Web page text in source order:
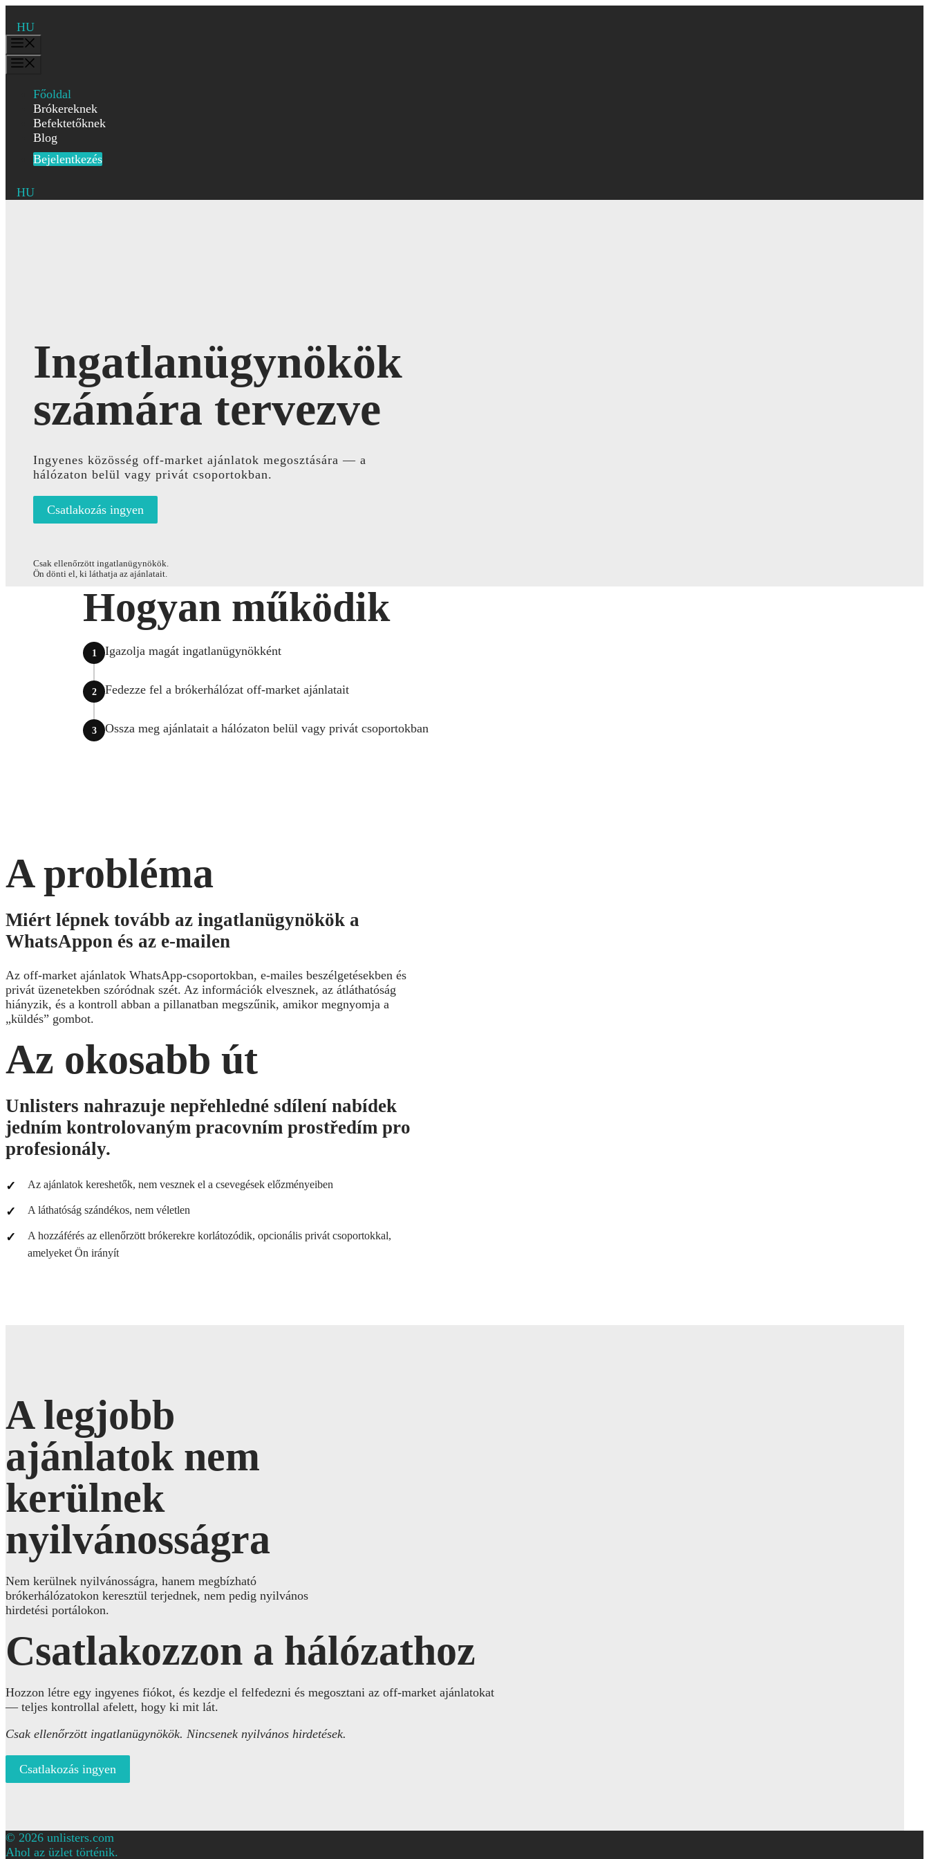
tartalomba
HU
Főoldal
Brókereknek
Befektetőknek
Blog
Bejelentkezés
HU
Ingatlanügynökök
számára tervezve
Ingyenes közösség off-market ajánlatok megosztására — a
hálózaton belül vagy privát csoportokban.
Csatlakozás ingyen
Csak ellenőrzött ingatlanügynökök.
Ön dönti el, ki láthatja az ajánlatait.
Hogyan működik
Igazolja magát ingatlanügynökként
Fedezze fel a brókerhálózat off-market ajánlatait
Ossza meg ajánlatait a hálózaton belül vagy privát csoportokban
A probléma
Miért lépnek tovább az ingatlanügynökök a
WhatsAppon és az e-mailen
Az off-market ajánlatok WhatsApp-csoportokban, e-mailes beszélgetésekben és
privát üzenetekben szóródnak szét. Az információk elvesznek, az átláthatóság
hiányzik, és a kontroll abban a pillanatban megszűnik, amikor megnyomja a
„küldés” gombot.
Az okosabb út
Unlisters nahrazuje nepřehledné sdílení nabídek
jedním kontrolovaným pracovním prostředím pro
profesionály.
Az ajánlatok kereshetők, nem vesznek el a csevegések előzményeiben
A láthatóság szándékos, nem véletlen
A hozzáférés az ellenőrzött brókerekre korlátozódik, opcionális privát csoportokkal,
amelyeket Ön irányít
A legjobb
ajánlatok nem
kerülnek
nyilvánosságra
Nem kerülnek nyilvánosságra, hanem megbízható
brókerhálózatokon keresztül terjednek, nem pedig nyilvános
hirdetési portálokon.
Csatlakozzon a hálózathoz
Hozzon létre egy ingyenes fiókot, és kezdje el felfedezni és megosztani az off-market ajánlatokat
— teljes kontrollal afelett, hogy ki mit lát.
Csak ellenőrzött ingatlanügynökök. Nincsenek nyilvános hirdetések.
Csatlakozás ingyen
© 2026 unlisters.com
Ahol az üzlet történik.